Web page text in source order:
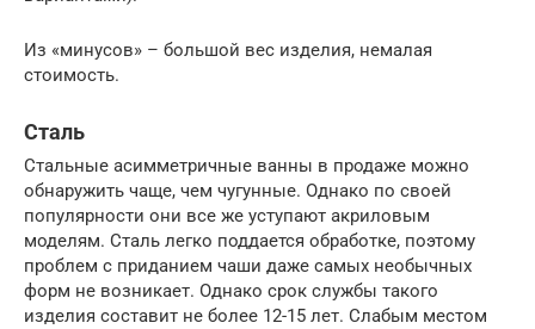
Из «минусов» – большой вес изделия, немалая
стоимость.
Сталь
Стальные асимметричные ванны в продаже можно
обнаружить чаще, чем чугунные. Однако по своей
популярности они все же уступают акриловым
моделям. Сталь легко поддается обработке, поэтому
проблем с приданием чаши даже самых необычных
форм не возникает. Однако срок службы такого
изделия составит не более 12-15 лет. Слабым местом